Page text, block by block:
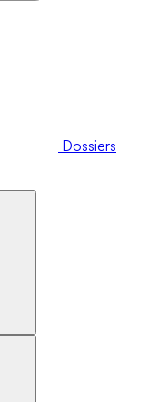
Dossiers